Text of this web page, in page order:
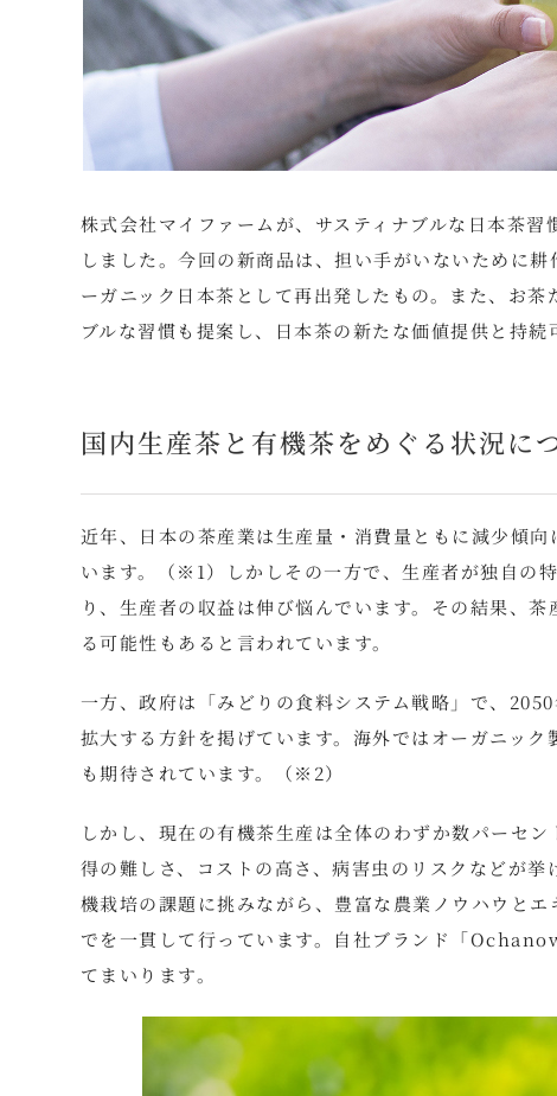
株式会社マイファームが、サスティナブルな日本茶
しました。今回の新商品は、担い手がいないために
ーガニック日本茶として再出発したもの。また、お
ブルな習慣も提案し、日本茶の新たな価値提供と持続
国内生産茶と有機茶をめぐる状況に
近年、日本の茶産業は生産量・消費量ともに減少傾
います。（※1）しかしその一方で、生産者が独自の
り、生産者の収益は伸び悩んでいます。その結果、
る可能性もあると言われています。
一方、政府は「みどりの食料システム戦略」で、
拡大する方針を掲げています。海外ではオーガニッ
も期待されています。（※2）
しかし、現在の有機茶生産は全体のわずか数パーセ
得の難しさ、コストの高さ、病害虫のリスクなどが
機栽培の課題に挑みながら、豊富な農業ノウハウと
でを一貫して行っています。自社ブランド「
てまいります。